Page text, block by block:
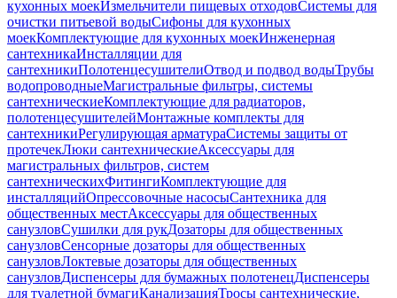
кухонных моекИзмельчители пищевых отходовСистемы для
очистки питьевой водыСифоны для кухонных
моекКомплектующие для кухонных моекИнженерная
сантехникаИнсталляции для
сантехникиПолотенцесушителиОтвод и подвод водыТрубы
водопроводныеМагистральные фильтры, системы
сантехническиеКомплектующие для радиаторов,
полотенцесушителейМонтажные комплекты для
сантехникиРегулирующая арматураСистемы защиты от
протечекЛюки сантехническиеАксессуары для
магистральных фильтров, систем
сантехническихФитингиКомплектующие для
инсталляцийОпрессовочные насосыСантехника для
общественных местАксессуары для общественных
санузловСушилки для рукДозаторы для общественных
санузловСенсорные дозаторы для общественных
санузловЛоктевые дозаторы для общественных
санузловДиспенсеры для бумажных полотенецДиспенсеры
для туалетной бумагиКанализацияТросы сантехнические,